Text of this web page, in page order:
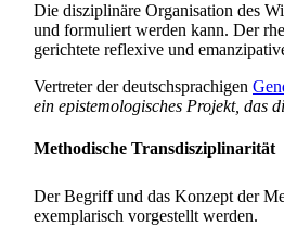
Die disziplinäre Organisation des
und formuliert werden kann. Der
gerichtete reflexive und
Vertreter der deutschsprachigen
ein epistemologisches Projekt, das
Methodische Transdisziplinarität
Der Begriff und das Konzept der
exemplarisch vorgestellt werden.